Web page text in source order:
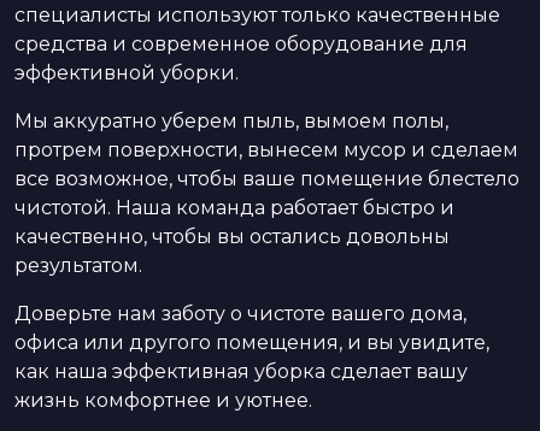
специалисты используют только качественные
средства и современное оборудование для
эффективной уборки.
Мы аккуратно уберем пыль, вымоем полы,
протрем поверхности, вынесем мусор и сделаем
все возможное, чтобы ваше помещение блестело
чистотой. Наша команда работает быстро и
качественно, чтобы вы остались довольны
результатом.
Доверьте нам заботу о чистоте вашего дома,
офиса или другого помещения, и вы увидите,
как наша эффективная уборка сделает вашу
жизнь комфортнее и уютнее.